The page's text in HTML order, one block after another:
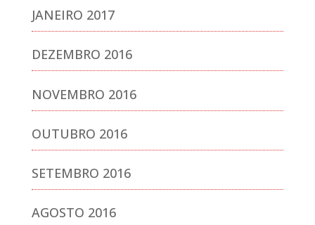
JANEIRO 2017
DEZEMBRO 2016
NOVEMBRO 2016
OUTUBRO 2016
SETEMBRO 2016
AGOSTO 2016